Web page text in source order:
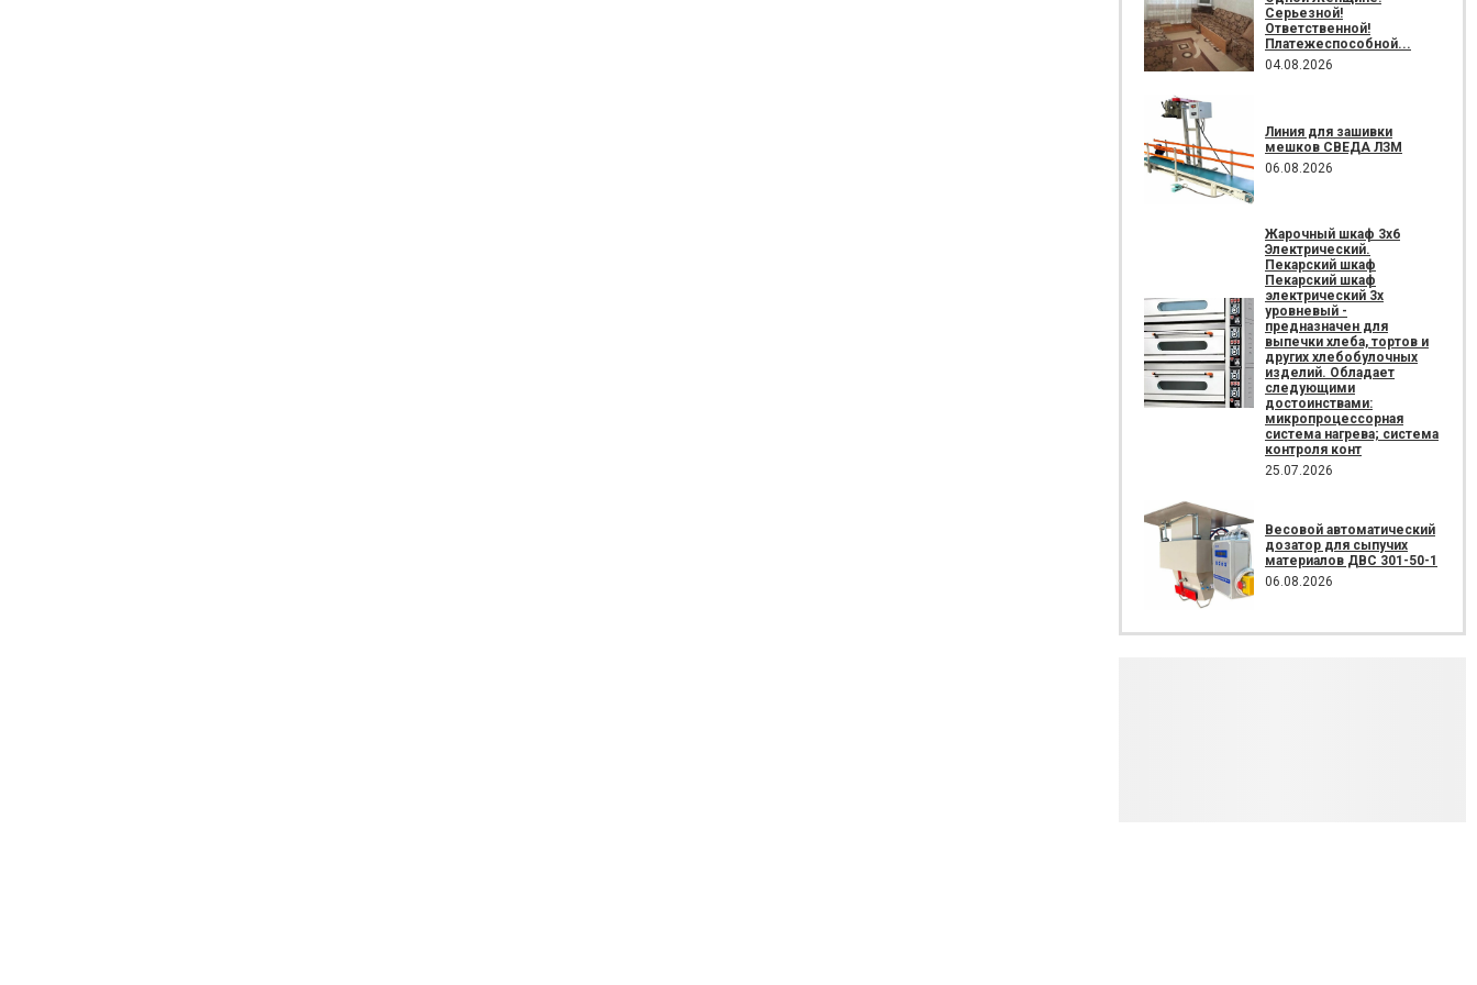
Серьезной!
Ответственной!
Платежеспособной...
04.08.2026
Линия для зашивки
мешков СВЕДА ЛЗМ
06.08.2026
Жарочный шкаф 3х6
Электрический.
Пекарский шкаф
Пекарский шкаф
электрический 3х
уровневый -
предназначен для
выпечки хлеба, тортов и
других хлебобулочных
изделий. Обладает
следующими
достоинствами:
микропроцессорная
система нагрева; система
контроля конт
25.07.2026
Весовой автоматический
дозатор для сыпучих
материалов ДВС 301-50-1
06.08.2026